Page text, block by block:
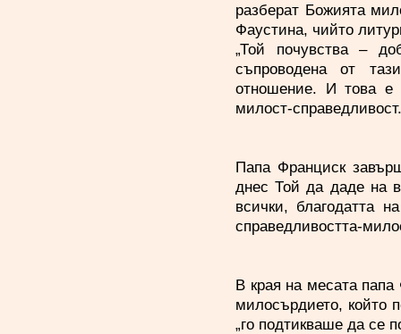
разберат Божията
Фаустина, чийто
„Той почувства –
съпроводена от
отношение. И това е
милост-
Папа Франциск
днес Той да даде на
всички, благодатта
справедливостта-
В края на месата
милосърдието, който
„го подтикваше да се